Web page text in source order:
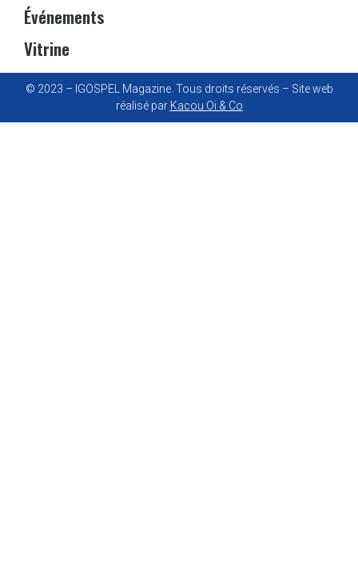
Événements
Vitrine
© 2023 – IGOSPEL Magazine. Tous droits réservés – Site web
réalisé par Kacou Oi & Co